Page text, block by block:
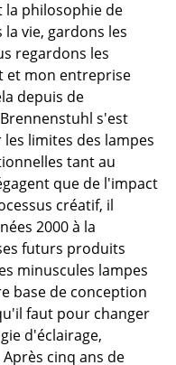
de lit
la philosophie de
vie, gardons les
regardons les
et mon entreprise
depuis de
s'est
limites des lampes
tant au
que de l'impact
créatif, il
2000 à la
futurs produits
minuscules lampes
base de conception
faut pour changer
d'éclairage,
cinq ans de